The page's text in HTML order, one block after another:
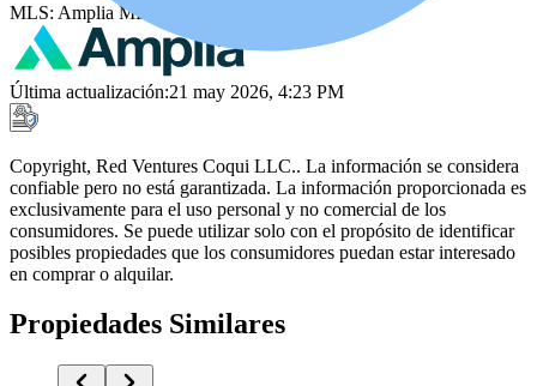
MLS: Amplia MLS
Última actualización:21 may 2026, 4:23 PM
Copyright, Red Ventures Coqui LLC.. La información se considera
confiable pero no está garantizada. La información proporcionada es
exclusivamente para el uso personal y no comercial de los
consumidores. Se puede utilizar solo con el propósito de identificar
posibles propiedades que los consumidores puedan estar interesado
en comprar o alquilar.
Propiedades Similares